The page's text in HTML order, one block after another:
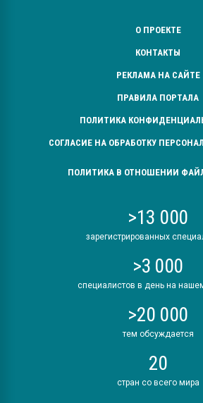
О ПРОЕКТЕ
КОНТАКТЫ
РЕКЛАМА НА САЙТЕ
ПРАВИЛА ПОРТАЛА
ПОЛИТИКА
СОГЛАСИЕ НА ОБРАБОТКУ
ПОЛИТИКА В ОТНОШЕНИИ
>13 000
зарегистрированных
>3 000
специалистов в день на
>20 000
тем обсуждается
20
стран со всего мира